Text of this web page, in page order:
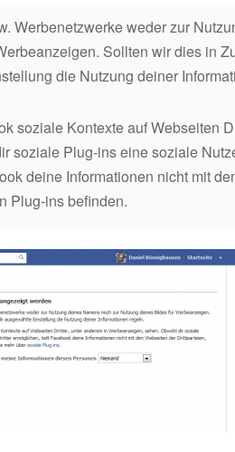
Werbenetzwerke weder zur
Sollten wir dies in
die Nutzung deiner
soziale Kontexte auf Webseiten
soziale Plug-ins eine soziale
deine Informationen nicht mit
Plug-ins befinden.